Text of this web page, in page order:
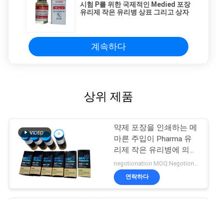
시험 P를 위한 국제적인 Medied 포장
유리제 작은 유리병 상표 그리고 상자
계속하다
상위 제품
약제 포장을 인쇄하는 메
마른 주입이 Pharma 유
리제 작은 유리병에 의하
여 레테르를 붙입니다
negotionation MOQ:Negotionation
연락하다